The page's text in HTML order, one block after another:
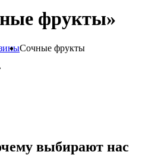
фрукты»
Сочные фрукты
выбирают нас